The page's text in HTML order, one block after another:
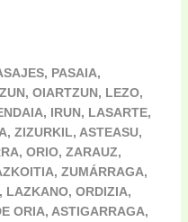
PASAIA,
OIARTZUN, LEZO,
IRUN, LASARTE,
ZIZURKIL, ASTEASU,
ORIO, ZARAUZ,
ZUMÁRRAGA,
LAZKANO, ORDIZIA,
ORIA, ASTIGARRAGA,